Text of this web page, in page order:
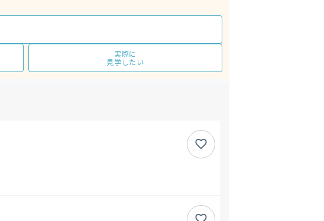
実際に
見学したい